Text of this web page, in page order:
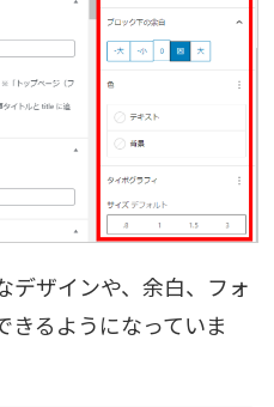
デザインや、余白、フォ
きるようになっていま